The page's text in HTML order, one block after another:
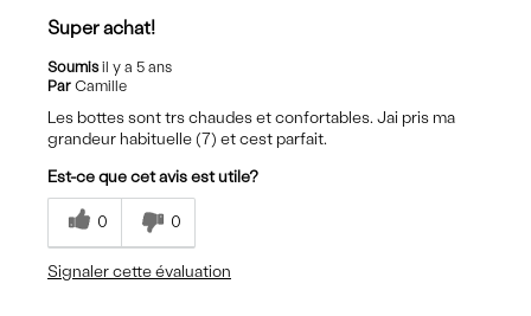
Super achat!
Soumisil y a 5 ans
Par Camille
Les bottes sont trs chaudes et confortables. Jai pris ma
grandeur habituelle (7) et cest parfait.
Est-ce que cet avis est utile?
0 0
Signaler cette évaluation